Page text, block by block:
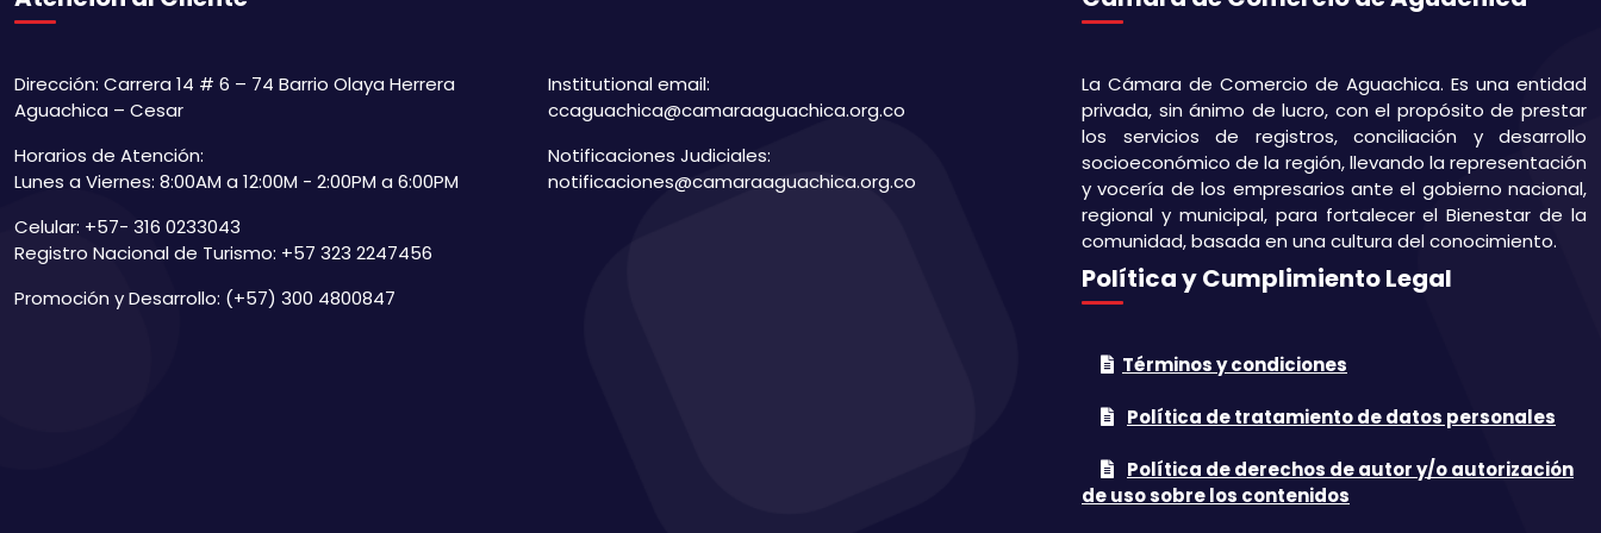
Dirección: Carrera 14 # 6 – 74 Barrio Olaya Herrera
Aguachica – Cesar
Horarios de Atención:
Lunes a Viernes: 8:00AM a 12:00M - 2:00PM a 6:00PM
Celular: +57- 316 0233043
Registro Nacional de Turismo: +57 323 2247456
Promoción y Desarrollo: (+57) 300 4800847
Institutional email:
ccaguachica@camaraaguachica.org.co
Notificaciones Judiciales:
notificaciones@camaraaguachica.org.co
La Cámara de Comercio de Aguachica. Es una entidad
privada, sin ánimo de lucro, con el propósito de prestar
los servicios de registros, conciliación y desarrollo
socioeconómico de la región, llevando la representación
y vocería de los empresarios ante el gobierno nacional,
regional y municipal, para fortalecer el Bienestar de la
comunidad, basada en una cultura del conocimiento.
Política y Cumplimiento Legal
Términos y condiciones
Política de tratamiento de datos personales
Política de derechos de autor y/o autorización
de uso sobre los contenidos